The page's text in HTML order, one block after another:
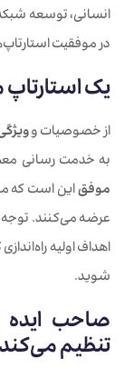
انسانی، توسعه
در موفقیت
یک
از خصوصیات و
به خدمت رسانی
موفقاین است که
عرضه می‌کنند. توجه
اهداف اولیه
شوید.
صاحب
تنظیم